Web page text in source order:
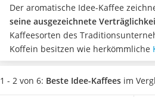
Honig
Gemüsebrühe
Eiskaffee-Pulver
Irischer Whiskey
Grapefruitkernextrakt
Matcha-Set
Der aromatische Idee-Kaffee
seine ausgezeichnete
Kaffeesorten des
Koffein besitzen wie herkömmliche
Kaffees jedoch ausgesprochen
magenfreundlich.Viele Online-
1 - 2 von 6: Beste Idee-Kaffees im